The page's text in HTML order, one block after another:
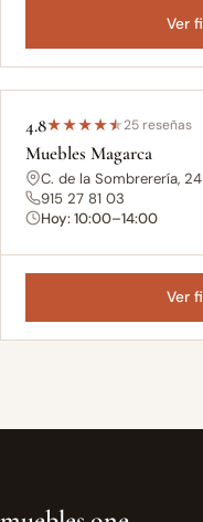
Ver
4.8★★★★★25 reseñas
Muebles Magarca
C. de la Sombrerería,
915 27 81 03
Hoy: 10:00–14:00
Ver